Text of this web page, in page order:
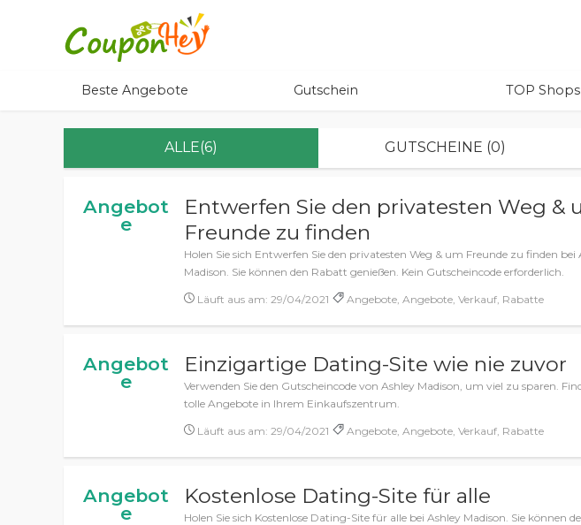
Beste Angebote Gutschein TOP Shops
ALLE(6) GUTSCHEINE (0)
Angebot
e
Entwerfen Sie den privatesten Weg &
Freunde zu finden
Holen Sie sich Entwerfen Sie den privatesten Weg & um Freunde zu finden bei
Madison. Sie können den Rabatt genießen. Kein Gutscheincode erforderlich.
Läuft aus am: 29/04/2021 Angebote, Angebote, Verkauf, Rabatte
Angebot
e
Einzigartige Dating-Site wie nie zuvor
Verwenden Sie den Gutscheincode von Ashley Madison, um viel zu sparen.
tolle Angebote in Ihrem Einkaufszentrum.
Läuft aus am: 29/04/2021 Angebote, Angebote, Verkauf, Rabatte
Angebot
e
Kostenlose Dating-Site für alle
Holen Sie sich Kostenlose Dating-Site für alle bei Ashley Madison. Sie können